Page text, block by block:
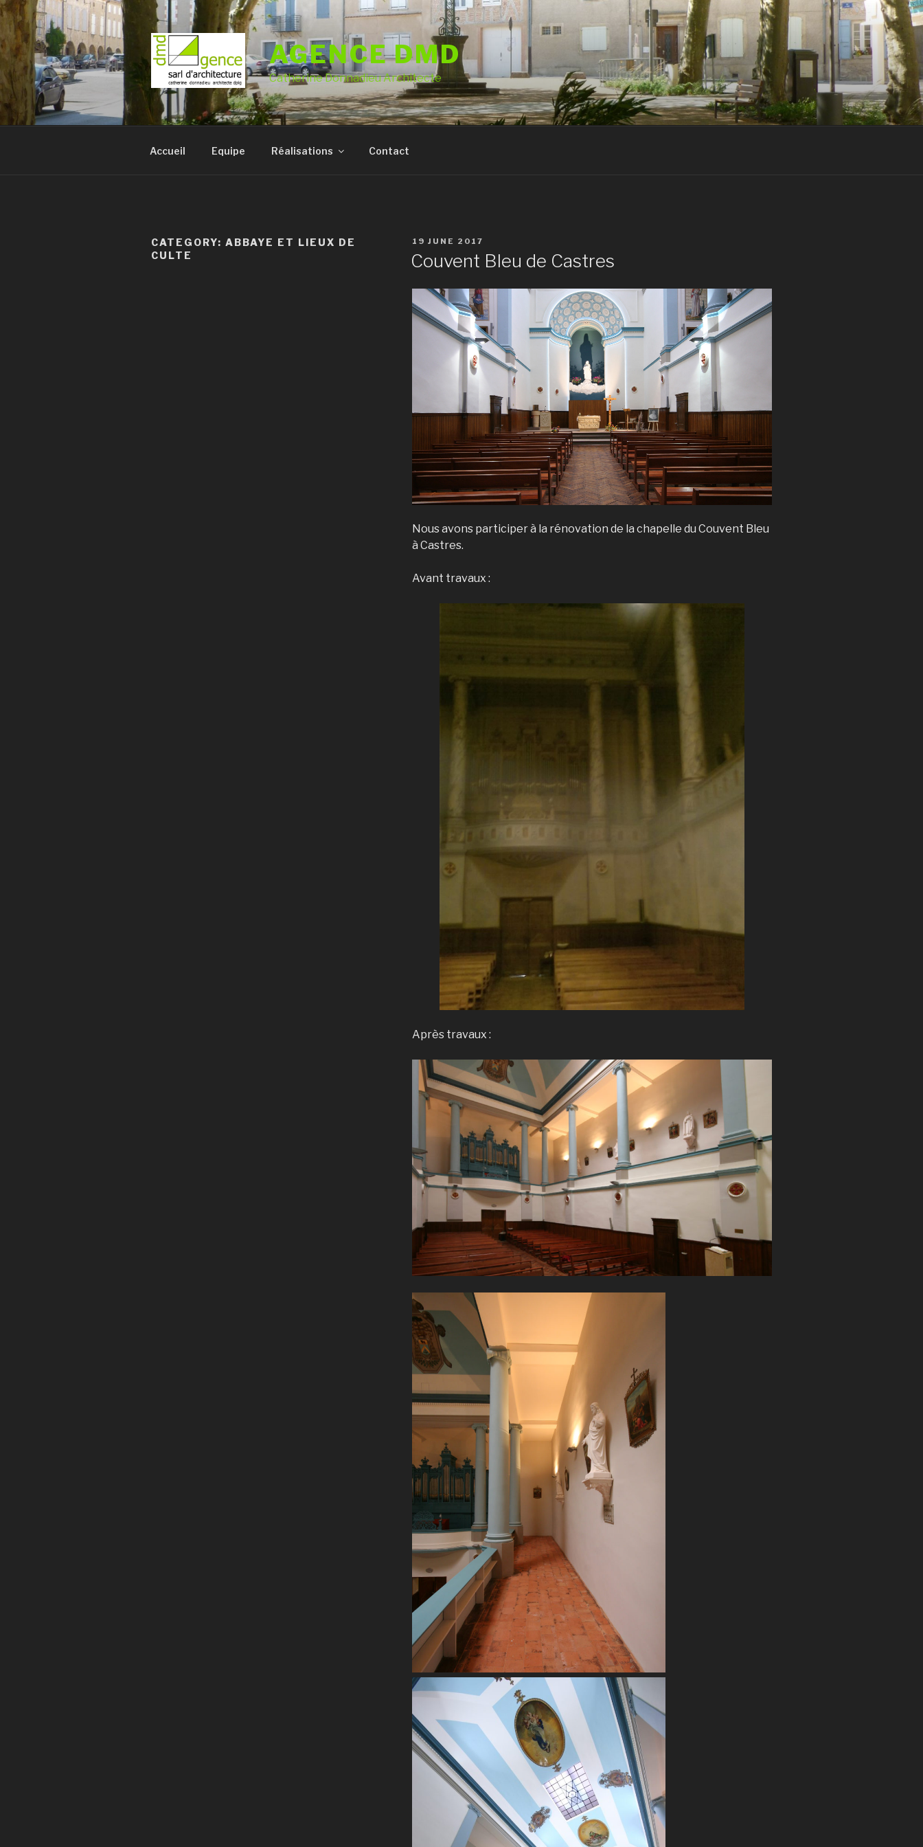
Skip
content
AGENCE DMD
Catherine Donnadieu Architecte
Accueil Equipe Réalisations Contact
CATEGORY: ABBAYE ET LIEUX DE
CULTE
POSTED
ON
19 JUNE 2017
Couvent Bleu de Castres
Nous avons participer à la rénovation de la chapelle du Couvent Bleu
à Castres.
Avant travaux :
Après travaux :